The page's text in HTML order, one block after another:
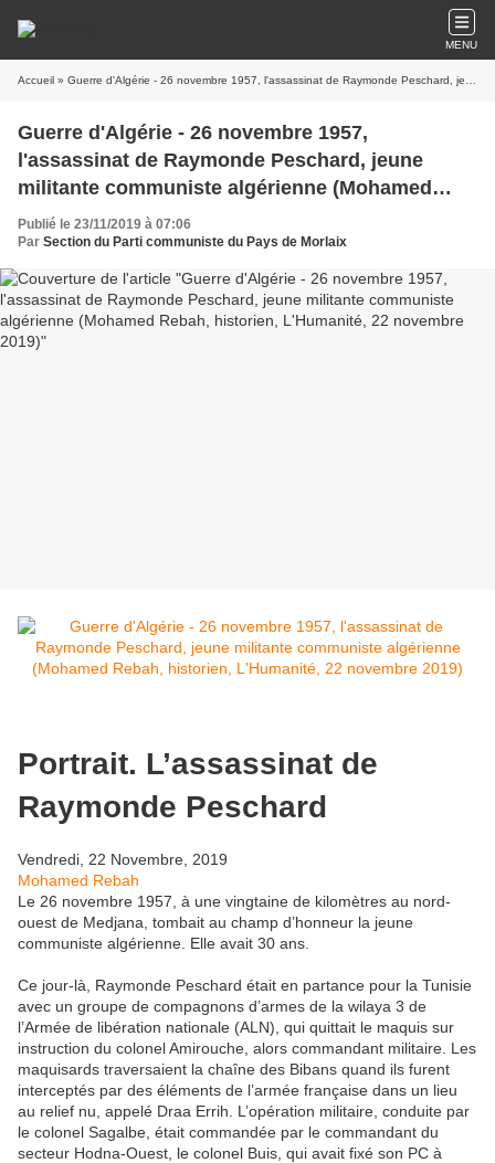
MENU
Accueil » Guerre d'Algérie - 26 novembre 1957, l'assassinat de Raymonde Peschard, jeune militante communiste algérienne (Mohamed Rebah, historien, L'Humanité, 22 novembre 2019)
Guerre d'Algérie - 26 novembre 1957,
l'assassinat de Raymonde Peschard, jeune
militante communiste algérienne (Mohamed
Rebah, historien, L'Humanité, 22 novembre
2019)
Publié le 23/11/2019 à 07:06
Par Section du Parti communiste du Pays de Morlaix
Portrait. L’assassinat de
Raymonde Peschard
Vendredi, 22 Novembre, 2019
Mohamed Rebah
Le 26 novembre 1957, à une vingtaine de kilomètres au nord-
ouest de Medjana, tombait au champ d’honneur la jeune
communiste algérienne. Elle avait 30 ans.
Ce jour-là, Raymonde Peschard était en partance pour la Tunisie
avec un groupe de compagnons d’armes de la wilaya 3 de
l’Armée de libération nationale (ALN), qui quittait le maquis sur
instruction du colonel Amirouche, alors commandant militaire. Les
maquisards traversaient la chaîne des Bibans quand ils furent
interceptés par des éléments de l’armée française dans un lieu
au relief nu, appelé Draa Errih. L’opération militaire, conduite par
le colonel Sagalbe, était commandée par le commandant du
secteur Hodna-Ouest, le colonel Buis, qui avait fixé son PC à